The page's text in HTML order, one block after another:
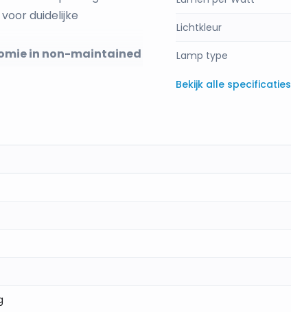
duidelijke
in non-maintained
Lichtkleur
Lamp type
Bekijk alle specificaties